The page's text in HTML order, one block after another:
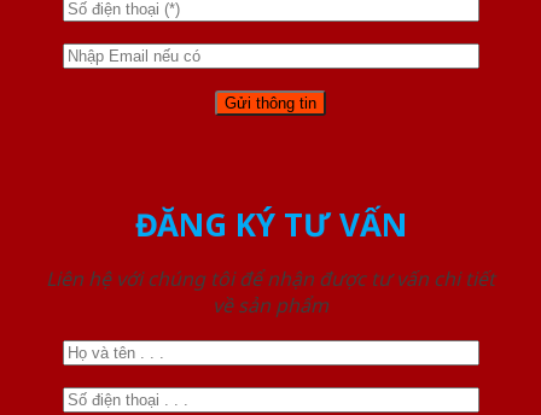
ĐĂNG KÝ TƯ VẤN
Liên hệ với chúng tôi để nhận được tư vấn chi tiết
về sản phẩm